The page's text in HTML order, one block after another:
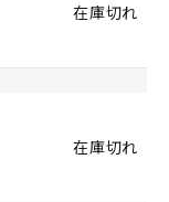
在庫切れ
在庫切れ